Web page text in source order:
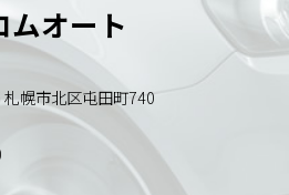
ムオート
幌市北区屯田町740